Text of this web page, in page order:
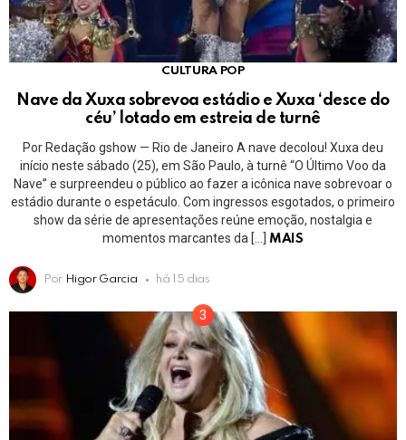
CULTURA POP
Nave da Xuxa sobrevoa estádio e Xuxa ‘desce do
céu’ lotado em estreia de turnê
Por Redação gshow — Rio de Janeiro A nave decolou! Xuxa deu
início neste sábado (25), em São Paulo, à turnê “O Último Voo da
Nave” e surpreendeu o público ao fazer a icônica nave sobrevoar o
estádio durante o espetáculo. Com ingressos esgotados, o primeiro
show da série de apresentações reúne emoção, nostalgia e
momentos marcantes da […]
MAIS
Por Higor Garcia há 15 dias